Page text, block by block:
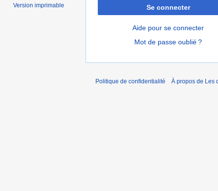
Se connecter
Aide pour se connecter
Mot de passe oublié ?
Version imprimable
Politique de confidentialité À propos de Les